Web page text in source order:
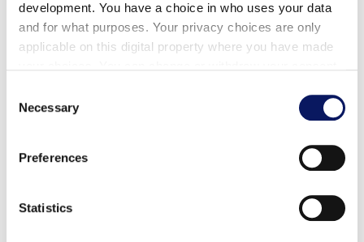
development. You have a choice in who uses your data
and for what purposes. Your privacy choices are only
applicable on this digital property where you have made
the Privacy trigger icon.
Find out more about how your personal data is processed
and set your preferences in the
We use cookies to personalise content and ads, to
provide social media features and to analyse our traffic.
Selection
Necessary
Preferences
Statistics